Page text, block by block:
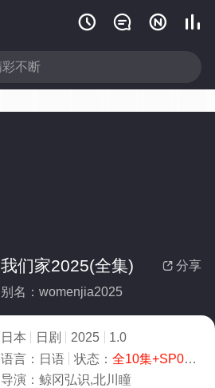
   
 分享
我们家2025(全集)
别名：womenjia2025
日本 日剧 2025
1.0
语言： 日语 状态： 全10集+SP02集
导演： 鲸冈弘识,北川瞳